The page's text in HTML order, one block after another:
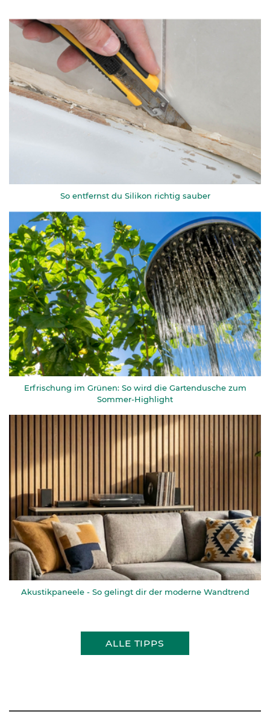
So entfernst du Silikon richtig sauber
Erfrischung im Grünen: So wird die Gartendusche zum
Sommer-Highlight
Akustikpaneele - So gelingt dir der moderne Wandtrend
ALLE TIPPS